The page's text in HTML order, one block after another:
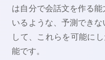
は自分で会話文を作る
いるような、予測でき
して、これらを可能に
能です。